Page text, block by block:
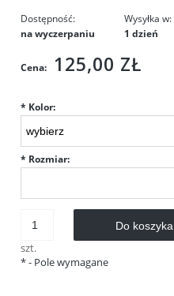
Dostępność:
na wyczerpaniu
Wysyłka w:
1 dzień
Cena: 125,00 ZŁ
* Kolor:
* Rozmiar:
szt.
Do koszyka
*- Pole wymagane